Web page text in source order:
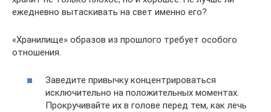
ежедневно вытаскивать на свет именно его?
«Хранилище» образов из прошлого требует особого
отношения.
Заведите привычку концентрироваться
исключительно на положительных моментах.
Прокручивайте их в голове перед тем, как лечь